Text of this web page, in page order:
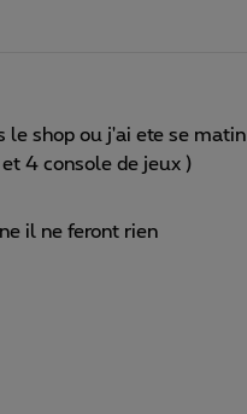
le shop ou j'ai ete se matin
4 console de jeux )
il ne feront rien